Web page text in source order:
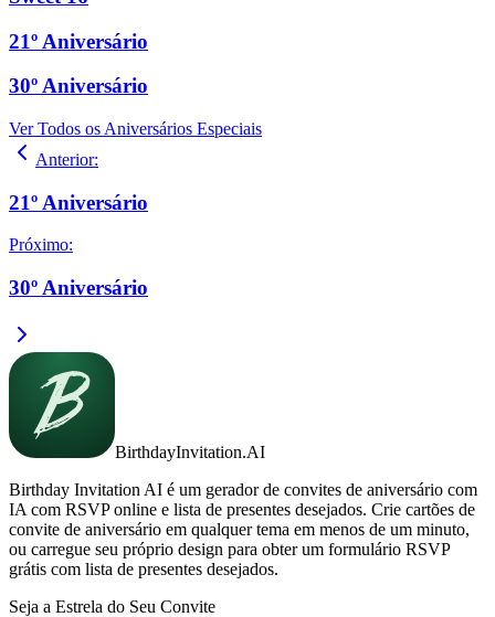
21º Aniversário
30º Aniversário
Ver Todos os Aniversários Especiais
Anterior:
21º Aniversário
Próximo:
30º Aniversário
BirthdayInvitation.AI
Birthday Invitation AI é um gerador de convites de aniversário com
IA com RSVP online e lista de presentes desejados. Crie cartões de
convite de aniversário em qualquer tema em menos de um minuto,
ou carregue seu próprio design para obter um formulário RSVP
grátis com lista de presentes desejados.
Seja a Estrela do Seu Convite